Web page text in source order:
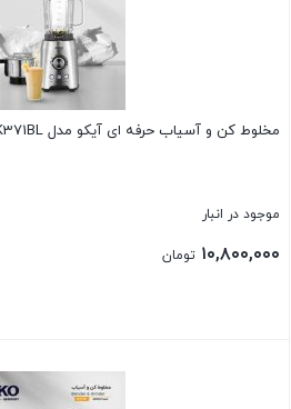
مخلوط کن و آسیاب حرفه ای آیکو مدل AK371BL
موجود در انبار
۱۰,۸۰۰,۰۰۰ تومان